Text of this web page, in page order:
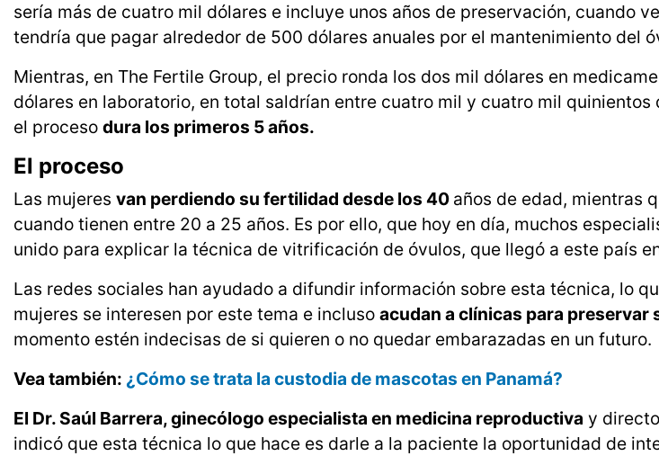
sería más de cuatro mil dólares e incluye unos años de preservación, cuando
tendría que pagar alrededor de 500 dólares anuales por el mantenimiento del
Mientras, en The Fertile Group, el precio ronda los dos mil dólares en
dólares en laboratorio, en total saldrían entre cuatro mil y cuatro mil quinientos
el proceso dura los primeros 5 años.
El proceso
Las mujeres van perdiendo su fertilidad desde los 40 años de edad, mientras
cuando tienen entre 20 a 25 años. Es por ello, que hoy en día, muchos
unido para explicar la técnica de vitrificación de óvulos, que llegó a este país
Las redes sociales han ayudado a difundir información sobre esta técnica, lo
mujeres se interesen por este tema e incluso acudan a clínicas para preservar
momento estén indecisas de si quieren o no quedar embarazadas en un futuro.
Vea también: ¿Cómo se trata la custodia de mascotas en Panamá?
El Dr. Saúl Barrera, ginecólogo especialista en medicina reproductiva y
indicó que esta técnica lo que hace es darle a la paciente la oportunidad de